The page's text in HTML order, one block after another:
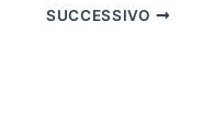
SUCCESSIVO